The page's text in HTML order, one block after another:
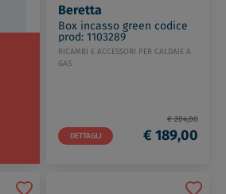
Beretta
Box incasso green codice
prod: 1103289
RICAMBI E ACCESSORI PER CALDAIE A
GAS
DETTAGLI
€ 204,00
€ 189,00